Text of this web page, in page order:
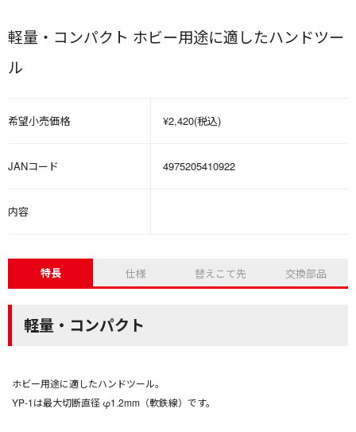
軽量・コンパクト ホビー用途に適したハンドツー
ル
希望小売価格 ¥2,420(税込)
JANコード 4975205410922
内容
特長 仕様 替えこて先 交換部品
軽量・コンパクト
ホビー用途に適したハンドツール。
YP-1は最大切断直径 φ1.2mm（軟鉄線）です。